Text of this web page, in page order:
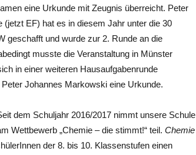
eine Urkunde mit Zeugnis überreicht. Peter
EF) hat es in diesem Jahr unter die 30
geschafft und wurde zur 2. Runde an die
musste die Veranstaltung in Münster
in einer weiteren Hausaufgabenrunde
Johannes Markowski eine Urkunde.
dem Schuljahr 2016/2017 nimmt unsere Schule
Wettbewerb „Chemie – die stimmt!“ teil.Chemie
der 8. bis 10. Klassenstufen einen